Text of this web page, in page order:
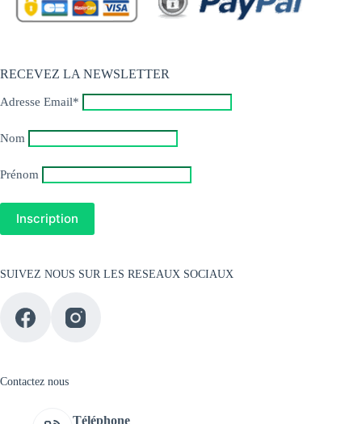
RECEVEZ LA NEWSLETTER
Adresse Email*
Nom
Prénom
SUIVEZ NOUS SUR LES RESEAUX SOCIAUX
Contactez nous
Téléphone